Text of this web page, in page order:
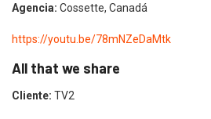
Agencia: Cossette, Canadá
https://youtu.be/78mNZeDaMtk
All that we share
Cliente: TV2